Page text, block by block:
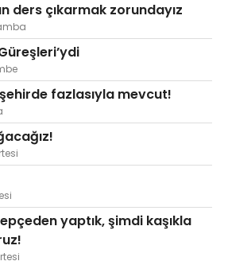
ders çıkarmak zorundayız
fazlasıyla mevcut!
yaptık, şimdi kaşıkla